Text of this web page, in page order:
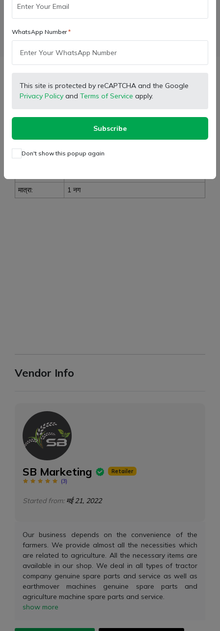
WhatsApp Number
This site is protected by reCAPTCHA and the Google
Privacy Policy and Terms of Service apply.
Subscribe
Don't show this popup again
WhatsApp Email
मॉडल:
स्वराज ट्रैक्टर
प्रकार:
स्टेबलाइज़र रॉड 'यू' प्रकार
मात्रा:
1 नग
Vendor Info
SB Marketing
Retailer
(3)
Started from: मई 21, 2022
Our business depends on the convenience of the
farmers. We provide almost all the necessities which
are related to agriculture. All the necessary items are
available in our shop. We deal in all types of tractor
company genuine spare parts and service as well as
earthmover machines genuine spare parts and
agriculture machine spare parts and service.
show more